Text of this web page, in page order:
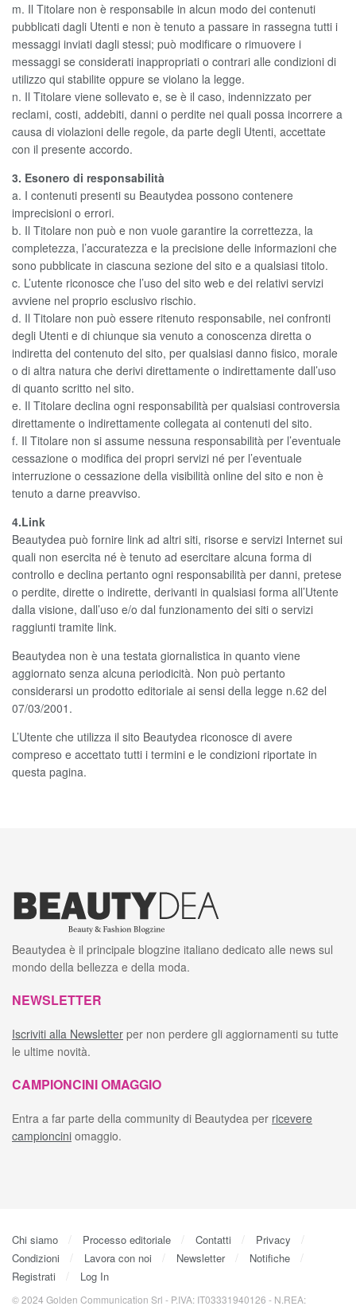
m. Il Titolare non è responsabile in alcun modo dei contenuti
pubblicati dagli Utenti e non è tenuto a passare in rassegna tutti i
messaggi inviati dagli stessi; può modificare o rimuovere i
messaggi se considerati inappropriati o contrari alle condizioni di
utilizzo qui stabilite oppure se violano la legge.
n. Il Titolare viene sollevato e, se è il caso, indennizzato per
reclami, costi, addebiti, danni o perdite nei quali possa incorrere a
causa di violazioni delle regole, da parte degli Utenti, accettate
con il presente accordo.
3. Esonero di responsabilità
a. I contenuti presenti su Beautydea possono contenere
imprecisioni o errori.
b. Il Titolare non può e non vuole garantire la correttezza, la
completezza, l’accuratezza e la precisione delle informazioni che
sono pubblicate in ciascuna sezione del sito e a qualsiasi titolo.
c. L’utente riconosce che l’uso del sito web e dei relativi servizi
avviene nel proprio esclusivo rischio.
d. Il Titolare non può essere ritenuto responsabile, nei confronti
degli Utenti e di chiunque sia venuto a conoscenza diretta o
indiretta del contenuto del sito, per qualsiasi danno fisico, morale
o di altra natura che derivi direttamente o indirettamente dall’uso
di quanto scritto nel sito.
e. Il Titolare declina ogni responsabilità per qualsiasi controversia
direttamente o indirettamente collegata ai contenuti del sito.
f. Il Titolare non si assume nessuna responsabilità per l’eventuale
cessazione o modifica dei propri servizi né per l’eventuale
interruzione o cessazione della visibilità online del sito e non è
tenuto a darne preavviso.
4.Link
Beautydea può fornire link ad altri siti, risorse e servizi Internet sui
quali non esercita né è tenuto ad esercitare alcuna forma di
controllo e declina pertanto ogni responsabilità per danni, pretese
o perdite, dirette o indirette, derivanti in qualsiasi forma all’Utente
dalla visione, dall’uso e/o dal funzionamento dei siti o servizi
raggiunti tramite link.
Beautydea non è una testata giornalistica in quanto viene
aggiornato senza alcuna periodicità. Non può pertanto
considerarsi un prodotto editoriale ai sensi della legge n.62 del
07/03/2001.
L’Utente che utilizza il sito Beautydea riconosce di avere
compreso e accettato tutti i termini e le condizioni riportate in
questa pagina.
Beautydea è il principale blogzine italiano dedicato alle news sul
mondo della bellezza e della moda.
NEWSLETTER
Iscriviti alla Newsletter per non perdere gli aggiornamenti su tutte
le ultime novità.
CAMPIONCINI OMAGGIO
Entra a far parte della community di Beautydea per ricevere
campioncini omaggio.
Chi siamo Processo editoriale Contatti
Privacy
Condizioni
Lavora con noi Newsletter
Notifiche
Registrati
Log In
© 2024 Golden Communication Srl - P.IVA: IT03331940126 - N.REA: